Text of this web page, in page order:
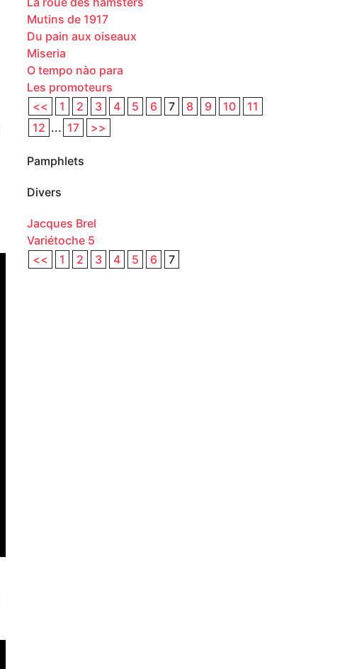
Mutins de 1917
Du pain aux oiseaux
Miseria
O tempo nào para
Les promoteurs
<<
1 2 3 4 5 6 7 8 9 10
11
12 ... 17 >>
Pamphlets
Divers
Jacques Brel
Variétoche 5
<<
1 2 3 4 5 6 7